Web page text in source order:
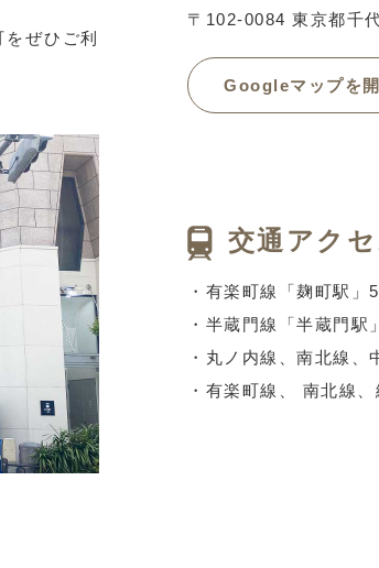
ぜひご利
〒102-0084 東京都千
Googleマップを開
交通アクセ
・有楽町線「麹町駅」
・半蔵門線「半蔵門駅
・丸ノ内線、南北線、
・有楽町線、 南北線、